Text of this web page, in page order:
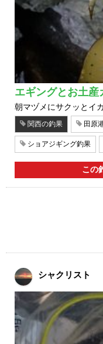
エギングとお土産
朝マヅメにサクッとイ
関西の釣果 田原
ショアジギング釣果
この
シャクリスト